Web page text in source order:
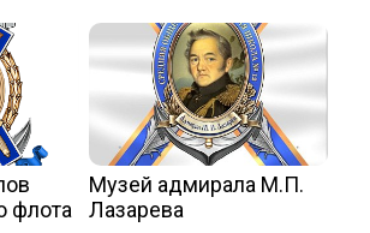
флота
Музей адмирала М.П.
Лазарева